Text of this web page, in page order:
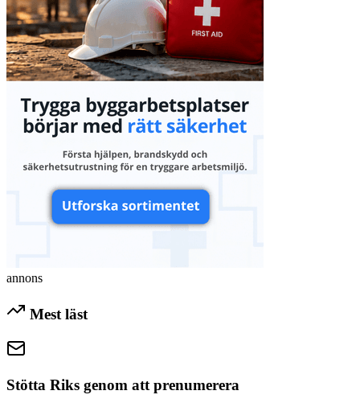
annons
Mest läst
Stötta Riks genom att prenumerera